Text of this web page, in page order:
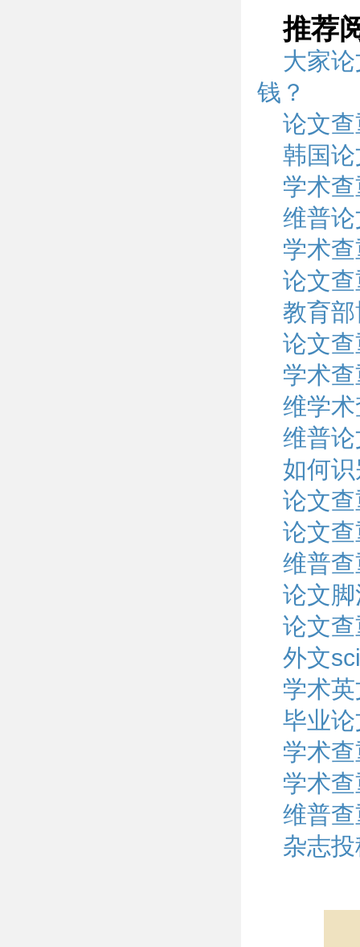
推荐
大家
钱？
论文
韩国
学术
维普
学术
论文
教育
论文
学术
维学
维普
如何
论文
论文
维普
论文
论文
外文
学术
毕业
学术
学术
维普
杂志